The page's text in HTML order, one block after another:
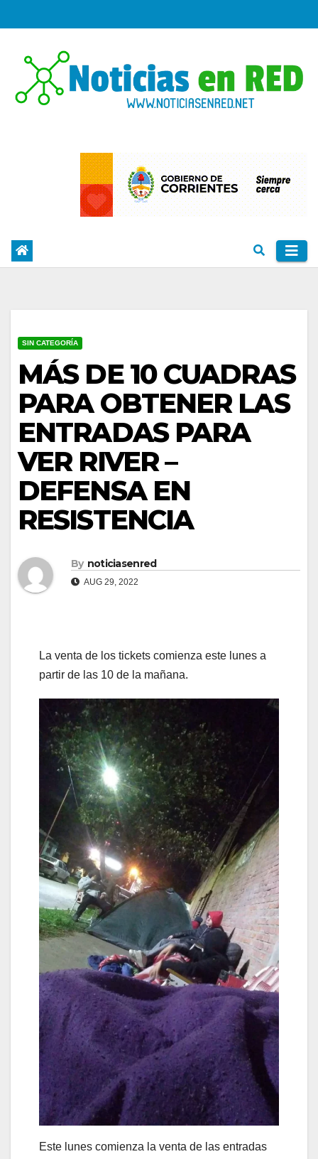
to
SIN CATEGORÍA
MÁS DE 10 CUADRAS
PARA OBTENER LAS
ENTRADAS PARA
VER RIVER –
DEFENSA EN
RESISTENCIA
By noticiasenred
AUG 29, 2022
La venta de los tickets comienza este lunes a
partir de las 10 de la mañana.
Este lunes comienza la venta de las entradas